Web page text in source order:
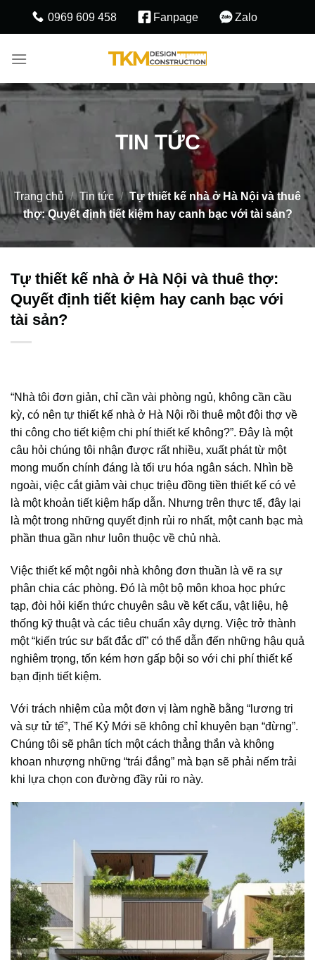
0969 609 458 Fanpage Zalo
TIN TỨC
Trang chủ / Tin tức / Tự thiết kế nhà ở Hà Nội và thuê
thợ: Quyết định tiết kiệm hay canh bạc với tài sản?
Tự thiết kế nhà ở Hà Nội và thuê thợ:
Quyết định tiết kiệm hay canh bạc với
tài sản?
“Nhà tôi đơn giản, chỉ cần vài phòng ngủ, không cần cầu
kỳ, có nên tự thiết kế nhà ở Hà Nội rồi thuê một đội thợ về
thi công cho tiết kiệm chi phí thiết kế không?”. Đây là một
câu hỏi chúng tôi nhận được rất nhiều, xuất phát từ một
mong muốn chính đáng là tối ưu hóa ngân sách. Nhìn bề
ngoài, việc cắt giảm vài chục triệu đồng tiền thiết kế có vẻ
là một khoản tiết kiệm hấp dẫn. Nhưng trên thực tế, đây lại
là một trong những quyết định rủi ro nhất, một canh bạc mà
phần thua gần như luôn thuộc về chủ nhà.
Việc thiết kế một ngôi nhà không đơn thuần là vẽ ra sự
phân chia các phòng. Đó là một bộ môn khoa học phức
tạp, đòi hỏi kiến thức chuyên sâu về kết cấu, vật liệu, hệ
thống kỹ thuật và các tiêu chuẩn xây dựng. Việc trở thành
một “kiến trúc sư bất đắc dĩ” có thể dẫn đến những hậu quả
nghiêm trọng, tốn kém hơn gấp bội so với chi phí thiết kế
bạn định tiết kiệm.
Với trách nhiệm của một đơn vị làm nghề bằng “lương tri
và sự tử tế”, Thế Kỷ Mới sẽ không chỉ khuyên bạn “đừng”.
Chúng tôi sẽ phân tích một cách thẳng thắn và không
khoan nhượng những “trái đắng” mà bạn sẽ phải nếm trải
khi lựa chọn con đường đầy rủi ro này.